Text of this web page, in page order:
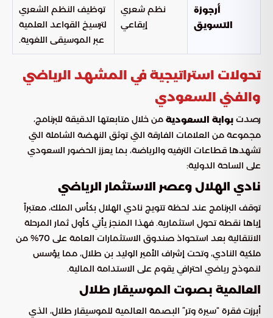
أرجوزة
التسويق
نظم شعري
إيقاعي
توظيف النظم الشعري
لترسيخ القواعد العلمية
عبر الموسيقى اللغوية.
تحولات استراتيجية في المشهد الرياضي
والفني السعودي
رصدت بوابة السعودية من خلال متابعتها الدقيقة للبرنامج،
مجموعة من العلامات الفارقة التي توثق النهضة الشاملة التي
تشهدها قطاعات الترفيه والرياضة، بما يعزز الحضور السعودي
على الساحة الدولية:
نادي الهلال وعصر الاستثمار الرياضي
توقف البرنامج عند لحظة تتويج نادي الهلال بكأس الملك، معتبراً
إياها نقطة تحول استثمارية. فهذا المنجز يأتي كأول ثمار المرحلة
الانتقالية بعد استحواذ صندوق الاستثمارات العامة على 70% من
ملكية النادي، وتحت إشراف الأمير الوليد بن طلال، مما يؤسس
لنموذج رياضي احترافي يقوم على الاستدامة المالية.
العالمية بصوت الموسيقار طلال
أبرزت فقرة “سيرة وتر” البصمة العالمية للموسيقار طلال، الذي